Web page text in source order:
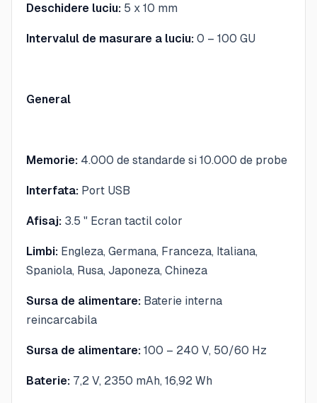
Deschidere luciu: 5 x 10 mm
Intervalul de masurare a luciu: 0 – 100 GU
General
Memorie: 4.000 de standarde si 10.000 de probe
Interfata: Port USB
Afisaj: 3.5 " Ecran tactil color
Limbi: Engleza, Germana, Franceza, Italiana,
Spaniola, Rusa, Japoneza, Chineza
Sursa de alimentare: Baterie interna
reincarcabila
Sursa de alimentare: 100 – 240 V, 50/60 Hz
Baterie: 7,2 V, 2350 mAh, 16,92 Wh